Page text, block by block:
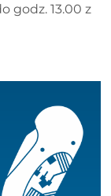
godz. 13.00 z